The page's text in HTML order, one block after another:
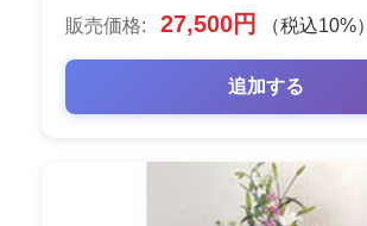
販売価格: 27,500円 （税込10%）
追加する